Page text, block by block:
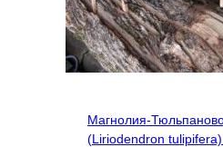
Магнолия-
(Liriodendron